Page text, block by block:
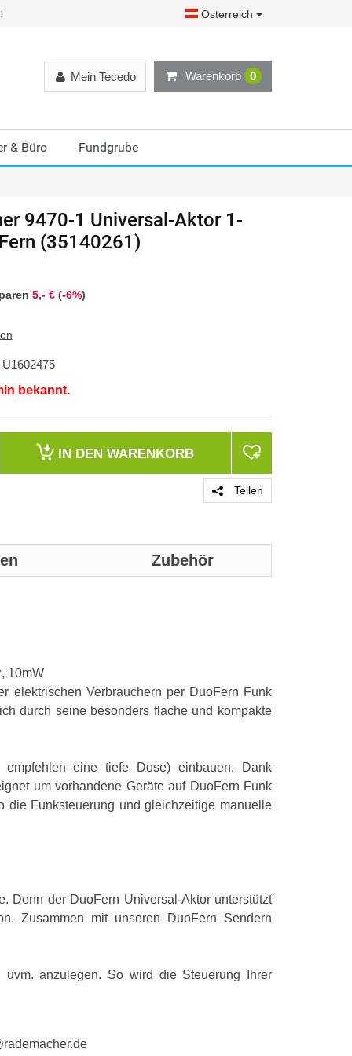
Österreich
Warenkorb 0
Mein Tecedo
& Büro Fundgrube
9470-1 Universal-Aktor 1-
(35140261)
5,- €(-6%)
U1602475
bekannt.
IN DEN WARENKORB
Teilen
Zubehör
10mW
elektrischen Verbrauchern per DuoFern Funk
durch seine besonders flache und kompakte
eine tiefe Dose) einbauen. Dank
um vorhandene Geräte auf DuoFern Funk
die Funksteuerung und gleichzeitige manuelle
Denn der DuoFern Universal-Aktor unterstützt
Zusammen mit unseren DuoFern Sendern
anzulegen. So wird die Steuerung Ihrer